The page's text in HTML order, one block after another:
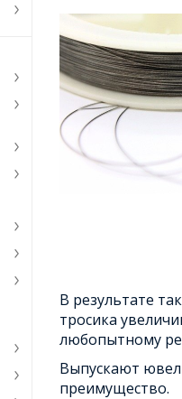
В результате
тросика
любопытному
Выпускают
преимущество.